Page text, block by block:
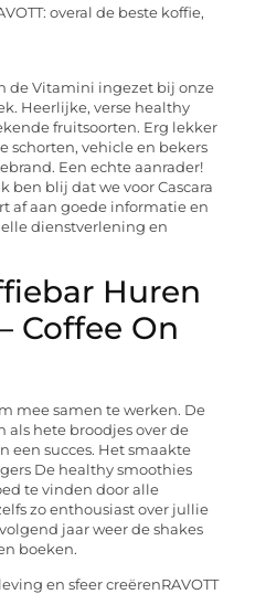
de Vitamini ingezet bij onze
Heerlijke, verse healthy
fruitsoorten. Erg lekker
schorten, vehicle en bekers
Een echte aanrader!
ben blij dat we voor Cascara
af aan goede informatie en
dienstverlening en
Huren
Coffee On
mee samen te werken. De
hete broodjes over de
een succes. Het smaakte
De healthy smoothies
te vinden door alle
zo enthousiast over jullie
jaar weer de shakes
boeken.
RAVOTT